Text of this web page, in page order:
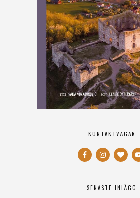
KONTAKTVÄGAR
SENASTE INLÄGG